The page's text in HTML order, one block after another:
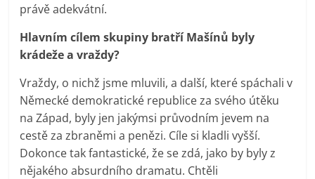
právě adekvátní.
Hlavním cílem skupiny bratří Mašínů byly
krádeže a vraždy?
Vraždy, o nichž jsme mluvili, a další, které spáchali v
Německé demokratické republice za svého útěku
na Západ, byly jen jakýmsi průvodním jevem na
cestě za zbraněmi a penězi. Cíle si kladli vyšší.
Dokonce tak fantastické, že se zdá, jako by byly z
nějakého absurdního dramatu. Chtěli